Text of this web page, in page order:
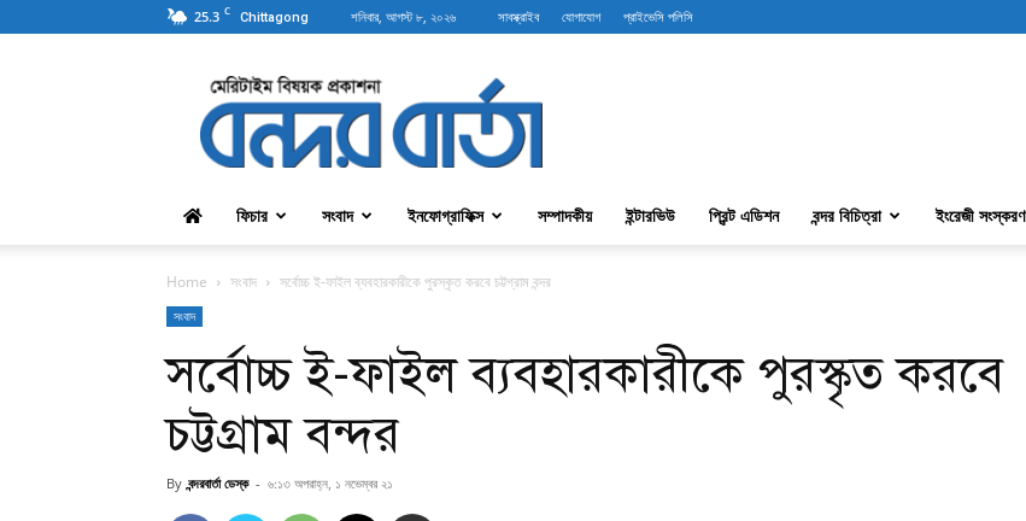
25.3 C Chittagong শনিবার, আগস্ট ৮, ২০২৬ সাবস্ক্রাইব যোগাযোগ প্রাইভেসি পলিসি
বন্দরবার্তা
ফিচার সংবাদ ইনফোগ্রাফিক্স সম্পাদকীয় ইন্টারভিউ প্রিন্ট এডিশন বন্দর বিচিত্রা ইংরেজী সংস্করণ
Home সংবাদ সর্বোচ্চ ই-ফাইল ব্যবহারকারীকে পুরস্কৃত করবে চট্টগ্রাম বন্দর
সংবাদ
সর্বোচ্চ ই-ফাইল ব্যবহারকারীকে পুরস্কৃত করবে
চট্টগ্রাম বন্দর
By বন্দরবার্তা ডেস্ক - ৬:১৩ অপরাহ্ন, ১ নভেম্বর ২১